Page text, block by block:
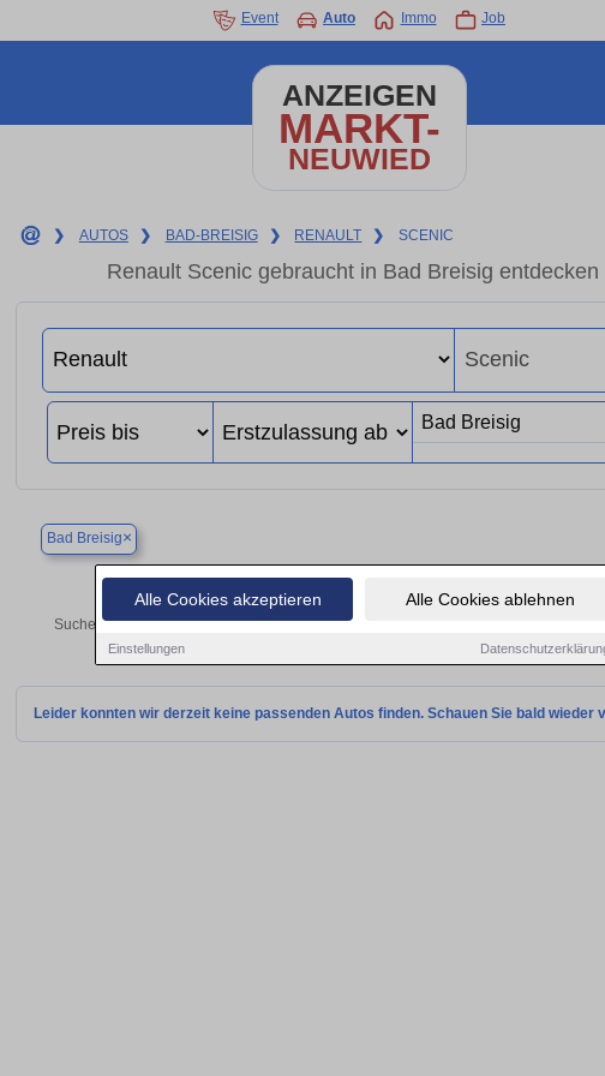
Alle Cookies akzeptieren Alle Cookies ablehnen
Einstellungen
Event Auto Immo Job
ANZEIGEN
MARKT-
NEUWIED
❯ AUTOS ❯ BAD-BREISIG ❯ RENAULT ❯ SCENIC
Renault Scenic gebraucht in Bad Breisig
Bad Breisig×
Finden Sie in Bad Breisig Ihren
Suchen Sie in Bad Breisig einen Renault Scenic Gebrauchtwagen? Entdecken Sie
Preisklassen von privat und
Leider konnten wir derzeit keine passenden Autos finden. Schauen Sie bald wieder